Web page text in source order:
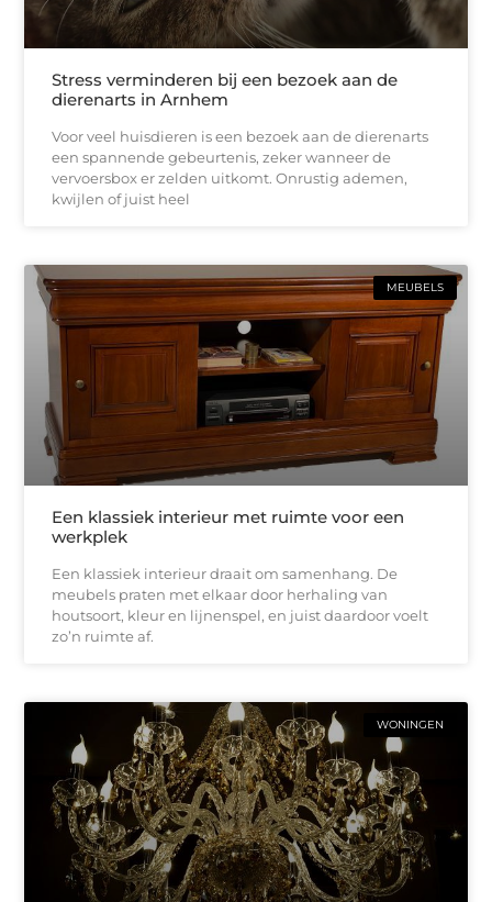
Stress verminderen bij een bezoek aan de
dierenarts in Arnhem
Voor veel huisdieren is een bezoek aan de dierenarts
een spannende gebeurtenis, zeker wanneer de
vervoersbox er zelden uitkomt. Onrustig ademen,
kwijlen of juist heel
MEUBELS
Een klassiek interieur met ruimte voor een
werkplek
Een klassiek interieur draait om samenhang. De
meubels praten met elkaar door herhaling van
houtsoort, kleur en lijnenspel, en juist daardoor voelt
zo’n ruimte af.
WONINGEN